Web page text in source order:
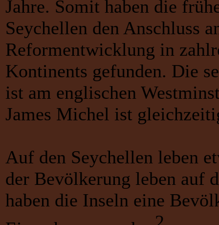
Jahre. Somit haben die
Seychellen den Anschluss
Reformentwicklung in
Kontinents gefunden. Die
ist am englischen
James Michel ist
Auf den Seychellen leben
der Bevölkerung leben auf
haben die Inseln eine